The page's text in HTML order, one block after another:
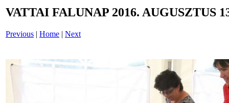
VATTAI FALUNAP 2016. AUGUSZTUS
Previous | Home | Next